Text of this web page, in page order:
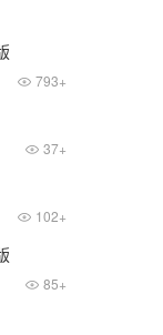
793+
37+
102+
85+